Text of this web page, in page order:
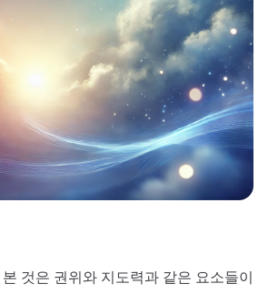
것은 권위와 지도력과 같은 요소들이